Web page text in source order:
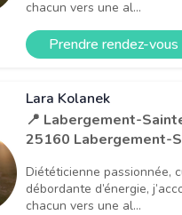
chacun vers une al...
Prendre rendez-vous
Lara Kolanek
📍 Labergement-
25160 Labergement-
Diététicienne passionnée,
débordante d’énergie,
chacun vers une al...